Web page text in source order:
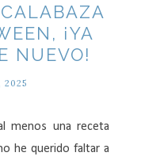
¡YA
NUEVO!
2025
menos una receta
he querido faltar a